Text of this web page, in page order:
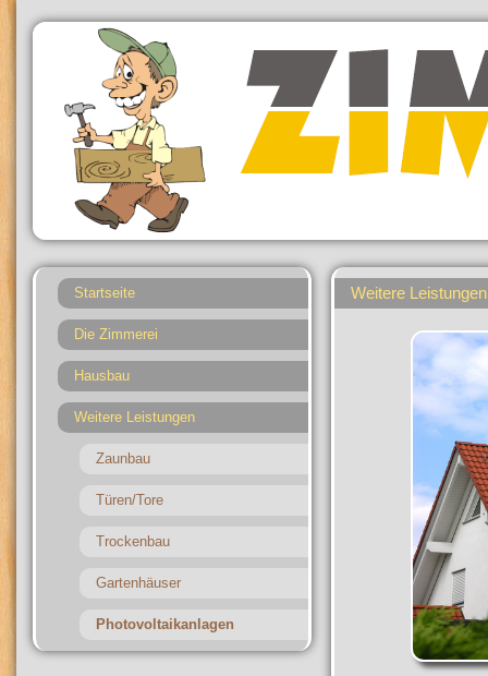
Startseite
Die Zimmerei
Hausbau
Weitere Leistungen
Zaunbau
Türen/Tore
Trockenbau
Gartenhäuser
Photovoltaikanlagen
Weitere